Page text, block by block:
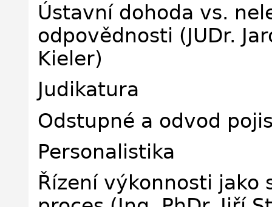
Ústavní dohoda vs.
odpovědnosti (JUDr.
Kieler)
Judikatura
Odstupné a odvod
Personalistika
Řízení výkonnosti